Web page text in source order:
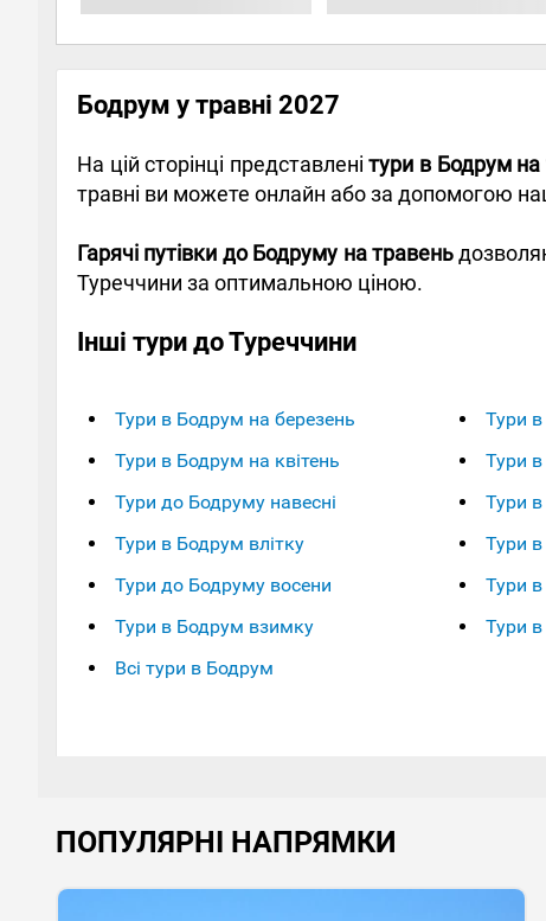
Бодрум у травні 2027
На цій сторінці представленітури в Бодрум
травні ви можете онлайн або за допомогою
Гарячі путівки до Бодруму на травень
Туреччини за оптимальною ціною.
Інші тури до Туреччини
Тури в Бодрум на березень
Тури в Бодрум на квітень
Тури до Бодруму навесні
Тури в Бодрум влітку
Тури до Бодруму восени
Тури в Бодрум взимку
Всі тури в Бодрум
Тури
Тури
Тури
Тури
Тури в
Тури
ПОПУЛЯРНІ НАПРЯМКИ